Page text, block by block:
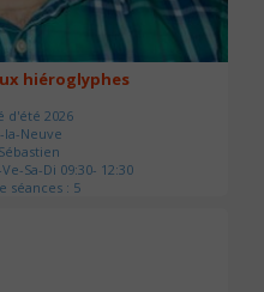
hiéroglyphes
d'été 2026
la-Neuve
Sa-Di 09:30- 12:30
séances : 5